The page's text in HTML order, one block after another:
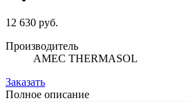
12 630 руб.
Производитель
AMEC THERMASOL
Заказать
Полное описание